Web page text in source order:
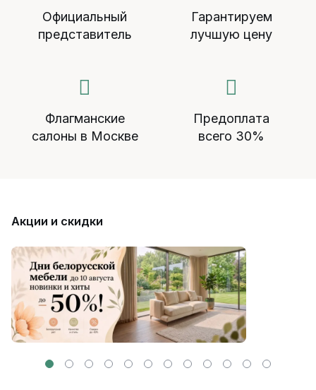
Официальный
представитель
Гарантируем
лучшую цену
Флагманские
салоны в Москве
Предоплата
всего 30%
Акции и скидки